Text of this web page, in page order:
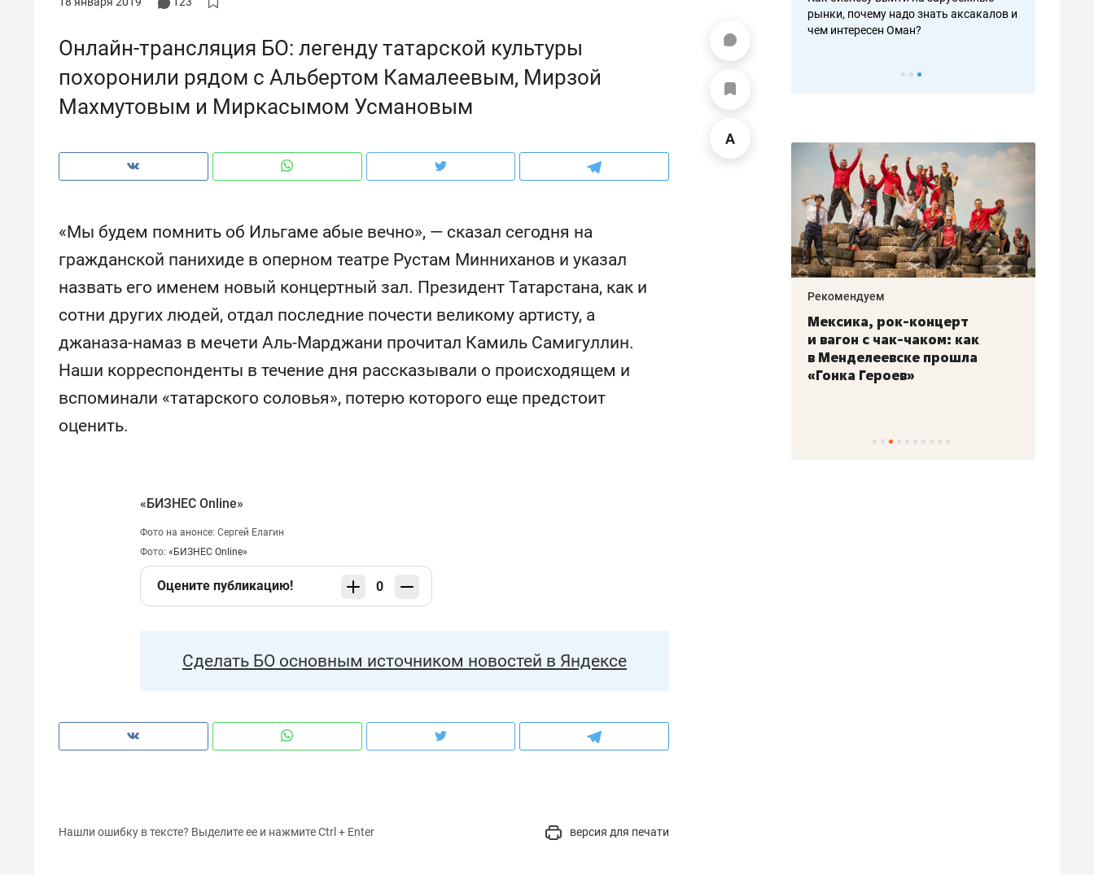
Онлайн-трансляция БО: легенду татарской культуры
похоронили рядом с Альбертом Камалеевым, Мирзой
Махмутовым и Миркасымом Усмановым
«Мы будем помнить об Ильгаме абые вечно», — сказал сегодня на
гражданской панихиде в оперном театре Рустам Минниханов и указал
назвать его именем новый концертный зал. Президент Татарстана, как и
сотни других людей, отдал последние почести великому артисту, а
джаназа-намаз в мечети Аль-Марджани прочитал Камиль Самигуллин.
Наши корреспонденты в течение дня рассказывали о происходящем и
вспоминали «татарского соловья», потерю которого еще предстоит
оценить.
«БИЗНЕС Online»
Фото на анонсе: Сергей Елагин
Фото: «БИЗНЕС Online»
Оцените публикацию! 0
Сделать БО основным источником новостей в Яндексе
Нашли ошибку в тексте? Выделите ее и нажмите Ctrl + Enter версия для печати
рынки, почему надо знать аксакалов и
чем интересен Оман?
Рекомендуем
Как ГК «МИР ГРУПП» и ВТБ
создают оазис жилого
Рекомендуем
150 камер до квартиры и Face
ID вместо ключа: какой будет
безопасность в ЖК «Нова»
Рекомендуем
Опыт выживания в дикой
природе, работа
с ментальным и физическим
состоянием как основа
антихрупких команд
Рекомендуем
Мексика, рок-концерт
и вагон с чак-чаком: как
в Менделеевске прошла
«Гонка Героев»